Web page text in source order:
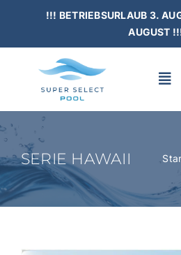
content
!!! BETRIEBSURLAUB 3.
AUGUST
HOME
SCHWIMMBÄDER
SERIE HAWAII